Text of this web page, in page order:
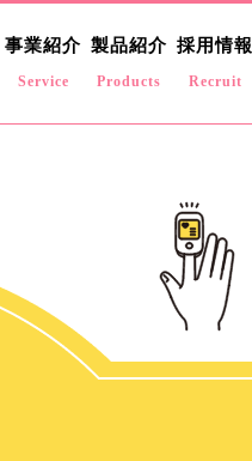
事業紹介
Service
製品紹介
Products
採用情報
Recruit